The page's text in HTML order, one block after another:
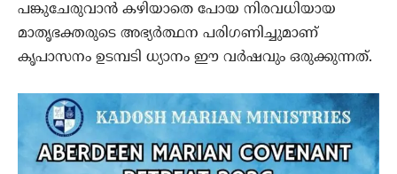
പങ്കുചേരുവാൻ കഴിയാതെ പോയ നിരവധിയായ
മാതൃഭക്തരുടെ അഭ്യർത്ഥന പരിഗണിച്ചുമാണ്‌
കൃപാസനം ഉടമ്പടി ധ്യാനം ഈ വർഷവും ഒരുക്കുന്നത്.